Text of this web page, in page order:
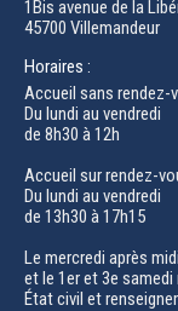
1Bis avenue de la
45700 Villemandeur
Horaires :
Accueil sans rendez-
Du lundi au vendredi
de 8h30 à 12h
Accueil sur rendez-
Du lundi au vendredi
de 13h30 à 17h15
Le mercredi après
et le 1er et 3e
État civil et